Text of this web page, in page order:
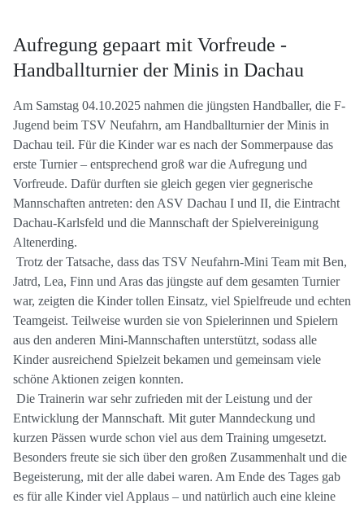
Aufregung gepaart mit Vorfreude -
Handballturnier der Minis in Dachau
Am Samstag 04.10.2025 nahmen die jüngsten Handballer, die F-
Jugend beim TSV Neufahrn, am Handballturnier der Minis in
Dachau teil. Für die Kinder war es nach der Sommerpause das
erste Turnier – entsprechend groß war die Aufregung und
Vorfreude. Dafür durften sie gleich gegen vier gegnerische
Mannschaften antreten: den ASV Dachau I und II, die Eintracht
Dachau-Karlsfeld und die Mannschaft der Spielvereinigung
Altenerding.
Trotz der Tatsache, dass das TSV Neufahrn-Mini Team mit Ben,
Jatrd, Lea, Finn und Aras das jüngste auf dem gesamten Turnier
war, zeigten die Kinder tollen Einsatz, viel Spielfreude und echten
Teamgeist. Teilweise wurden sie von Spielerinnen und Spielern
aus den anderen Mini-Mannschaften unterstützt, sodass alle
Kinder ausreichend Spielzeit bekamen und gemeinsam viele
schöne Aktionen zeigen konnten.
Die Trainerin war sehr zufrieden mit der Leistung und der
Entwicklung der Mannschaft. Mit guter Manndeckung und
kurzen Pässen wurde schon viel aus dem Training umgesetzt.
Besonders freute sie sich über den großen Zusammenhalt und die
Begeisterung, mit der alle dabei waren. Am Ende des Tages gab
es für alle Kinder viel Applaus – und natürlich auch eine kleine